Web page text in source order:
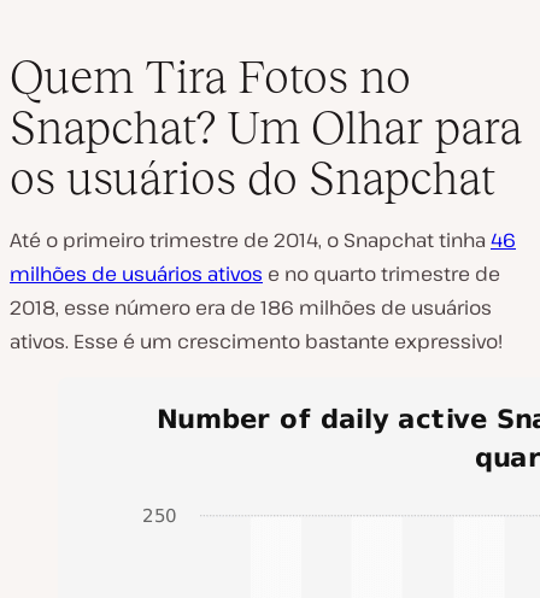
Quem Tira Fotos no
Snapchat? Um Olhar para
os usuários do Snapchat
Até o primeiro trimestre de 2014, o Snapchat tinha 46
milhões de usuários ativos e no quarto trimestre de
2018, esse número era de 186 milhões de usuários
ativos. Esse é um crescimento bastante expressivo!